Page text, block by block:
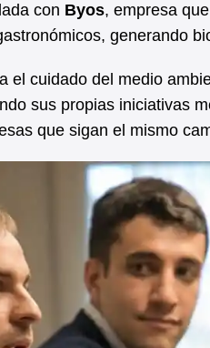
con Byos, empresa
generando
el cuidado del medio
sus propias iniciativas
que sigan el mismo